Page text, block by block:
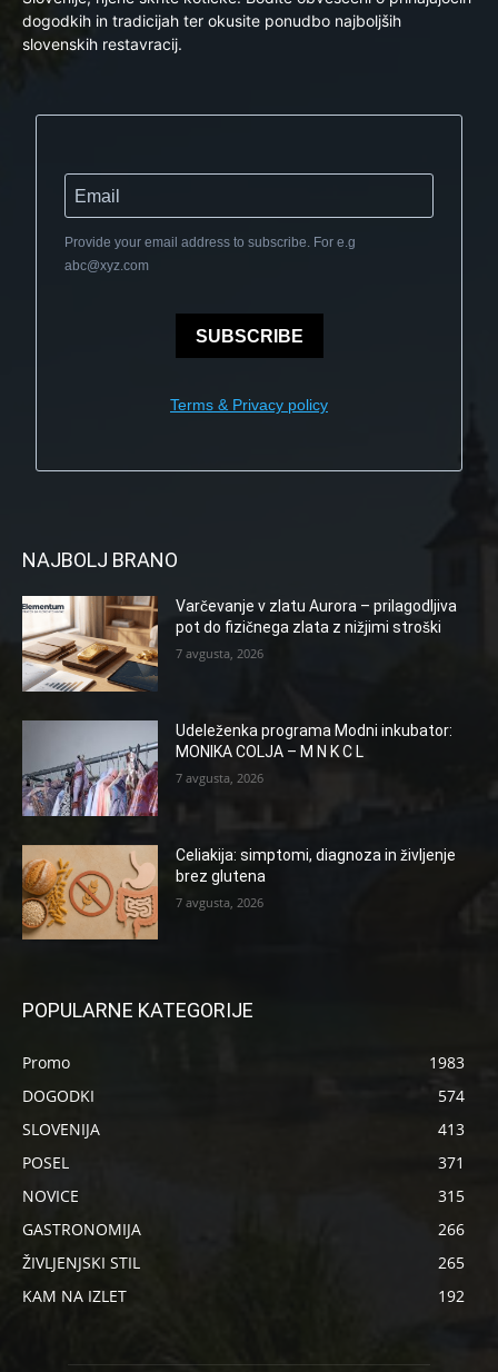
dogodkih in tradicijah ter okusite ponudbo najboljših
slovenskih restavracij.
Provide your email address to subscribe. For e.g
abc@xyz.com
SUBSCRIBE
Terms & Privacy policy
NAJBOLJ BRANO
Varčevanje v zlatu Aurora – prilagodljiva
pot do fizičnega zlata z nižjimi stroški
7 avgusta, 2026
Udeleženka programa Modni inkubator:
MONIKA COLJA – M N K C L
7 avgusta, 2026
Celiakija: simptomi, diagnoza in življenje
brez glutena
7 avgusta, 2026
POPULARNE KATEGORIJE
Promo
1983
DOGODKI
574
SLOVENIJA
413
POSEL
371
NOVICE
315
GASTRONOMIJA
266
ŽIVLJENJSKI STIL
265
KAM NA IZLET
192